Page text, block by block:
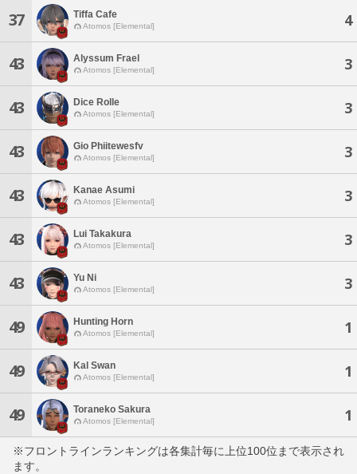
37 Tiffa Cafe
Atomos [Elemental] 4
43 Alyssum Frael
Atomos [Elemental] 3
43 Dice Rolle
Atomos [Elemental] 3
43 Gio Phiitewesfv
Atomos [Elemental] 3
43 Kanae Asumi
Atomos [Elemental] 3
43 Lui Takakura
Atomos [Elemental] 3
43 Yu Ni
Atomos [Elemental] 3
49 Hunting Horn
Atomos [Elemental] 1
49 Kal Swan
Atomos [Elemental] 1
49 Toraneko Sakura
Atomos [Elemental] 1
※フロントラインランキングは各集計毎に上位100位まで表示され
ます。